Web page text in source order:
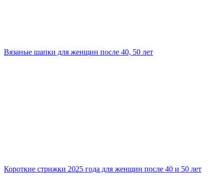
Вязаные шапки для женщин после 40, 50 лет
Короткие стрижки 2025 года для женщин после 40 и 50 лет